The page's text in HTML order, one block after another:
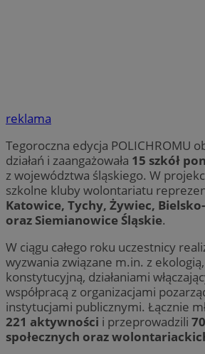
reklama
Tegoroczna edycja POLICHROMU
działań i zaangażowała 15 szkół
z województwa śląskiego. W
szkolne kluby wolontariatu
Katowice, Tychy, Żywiec,
oraz Siemianowice Śląskie.
W ciągu całego roku uczestnicy
wyzwania związane m.in. z
konstytucyjną, działaniami
współpracą z organizacjami
instytucjami publicznymi. Łącznie
221 aktywności i przeprowadzili
społecznych oraz